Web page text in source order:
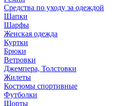
Средства по уходу за одеждой
Шапки
Шарфы
Женская одежда
Куртки
Брюки
Ветровки
Джемпера, Толстовки
Жилеты
Костюмы спортивные
Футболки
Шорты